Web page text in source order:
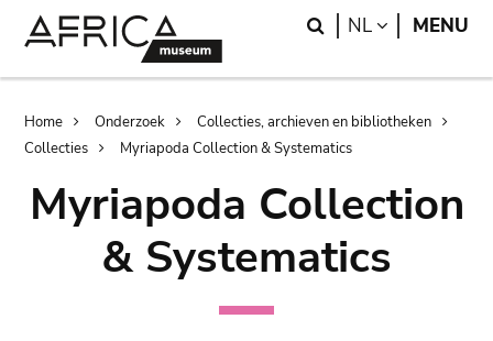
Search
NL LANGUAGE
MENU
Breadcrumb
Home Onderzoek
Collecties, archieven en bibliotheken
Collecties
Myriapoda Collection & Systematics
Myriapoda Collection
& Systematics